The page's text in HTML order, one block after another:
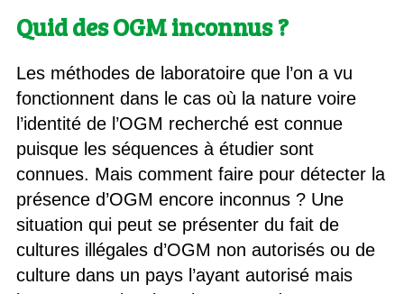
Quid des OGM inconnus ?
Les méthodes de laboratoire que l’on a vu
fonctionnent dans le cas où la nature voire
l’identité de l’OGM recherché est connue
puisque les séquences à étudier sont
connues. Mais comment faire pour détecter la
présence d’OGM encore inconnus ? Une
situation qui peut se présenter du fait de
cultures illégales d’OGM non autorisés ou de
culture dans un pays l’ayant autorisé mais